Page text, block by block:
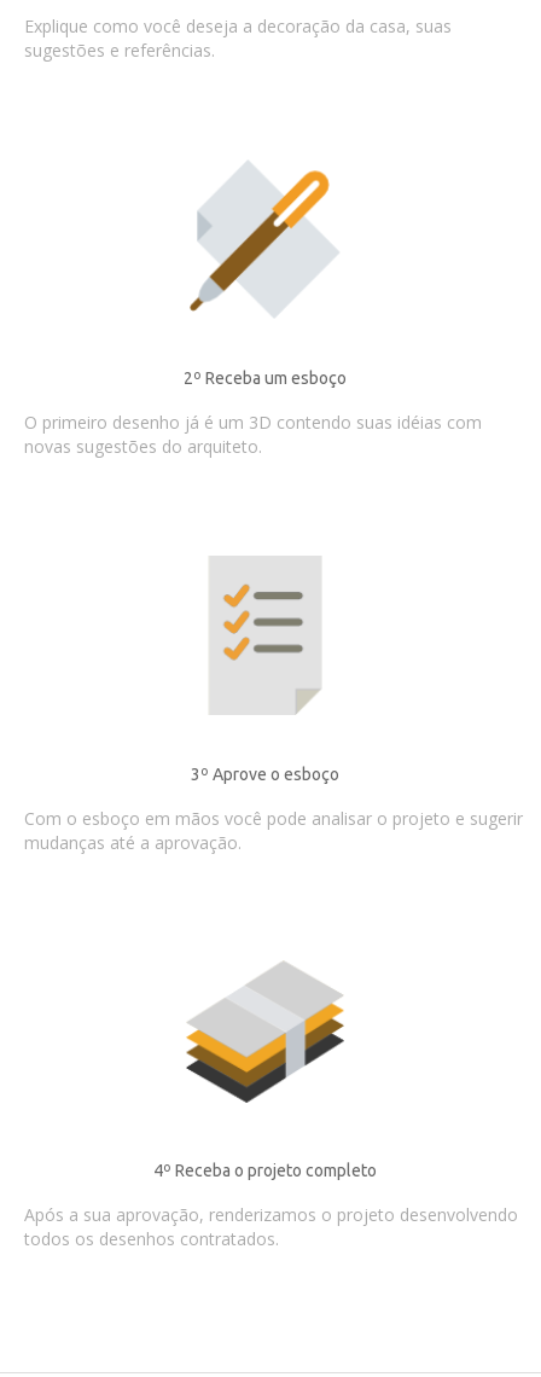
Explique como você deseja a decoração da casa, suas
sugestões e referências.
2º Receba um esboço
O primeiro desenho já é um 3D contendo suas idéias com
novas sugestões do arquiteto.
3º Aprove o esboço
Com o esboço em mãos você pode analisar o projeto e sugerir
mudanças até a aprovação.
4º Receba o projeto completo
Após a sua aprovação, renderizamos o projeto desenvolvendo
todos os desenhos contratados.